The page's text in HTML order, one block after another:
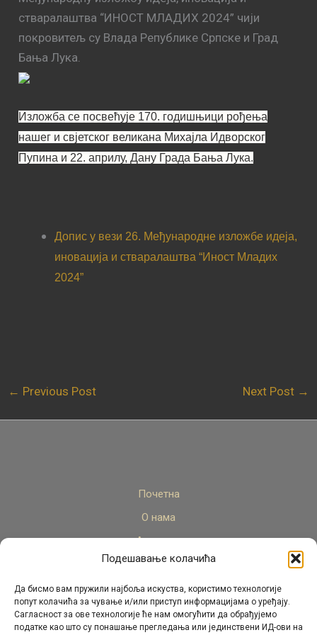
Подешавање колачића
Да бисмо вам пружили најбоља искуства, користимо технологије
попут колачића за чување и/или приступ информацијама о уређају.
Сагласност за ове технологије ће нам омогућити да обрађујемо
податке као што су понашање прегледања или јединствени ИД-ови на
стваралаштва “ИНОСТ МЛАДИХ 2024” чији
покровитељ су Влада Републике Српске и Град
Бања Лука.
Изложба се посвећује 170. годишњици рођења
нашег и свјетског великана Михајла Идворског
Пупина и 22. априлу, Дану Града Бања Лука.
Допис у вези 26. Међународне изложбе идеја,
иновација и стваралаштва “Иност Младих
2024”
← Previous Post Next Post →
Почетна
О нама
Актуелно
Стручни кадар
Пројекти
Архива